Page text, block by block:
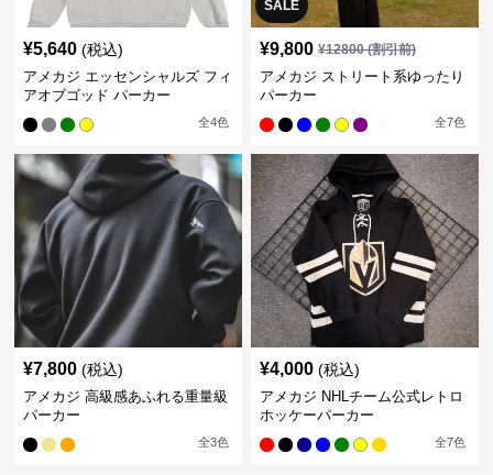
¥5,640 (税込)
アメカジ エッセンシャルズ フィ
アオブゴッド パーカー
全4色
SALE
¥9,800 ¥12800(割引前)
アメカジ ストリート系ゆったり
パーカー
全7色
¥7,800 (税込)
アメカジ 高級感あふれる重量級
パーカー
全3色
¥4,000 (税込)
アメカジ NHLチーム公式レトロ
ホッケーパーカー
全7色